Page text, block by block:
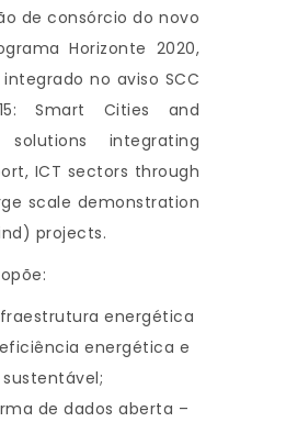
de consórcio do novo
Horizonte 2020,
no aviso SCC
Smart Cities and
solutions integrating
ICT sectors through
scale demonstration
projects.
energética
energética e
de dados aberta –